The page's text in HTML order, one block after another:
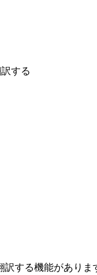
する
訳する機能がありま